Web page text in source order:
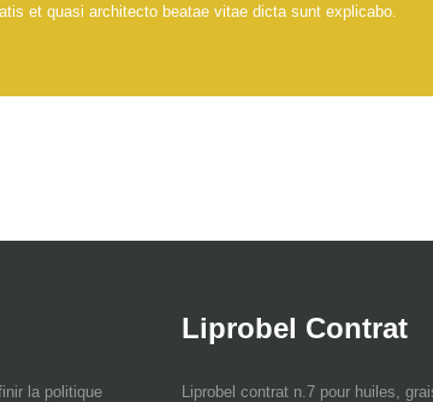
et quasi architecto beatae vitae dicta sunt explicabo.
la politique
Liprobel Contrat
Liprobel contrat n.7 pour huiles,